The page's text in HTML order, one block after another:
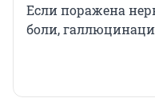
Если поражена
боли,